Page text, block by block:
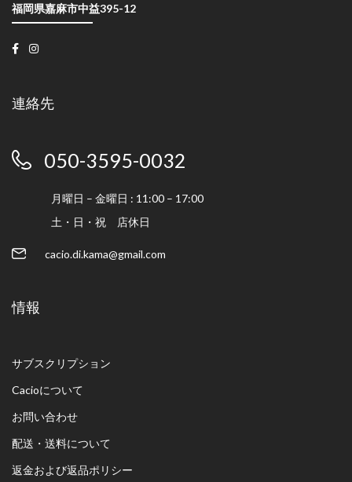
福岡県嘉麻市中益395-12
連絡先
050-3595-0032
月曜日 – 金曜日 : 11:00 – 17:00
土・日・祝 店休日
cacio.di.kama@gmail.com
情報
サブスクリプション
Cacioについて
お問い合わせ
配送・送料について
返金および返品ポリシー